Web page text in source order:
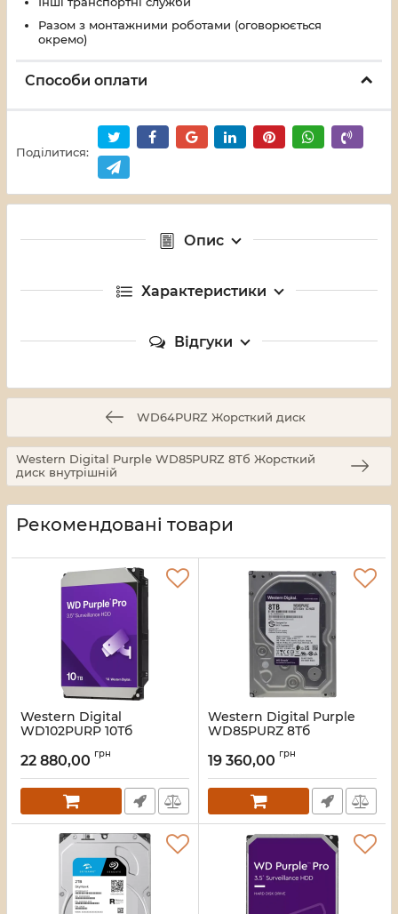
Разом з монтажними роботами (оговорюється
окремо)
Способи оплати
Поділитися:
Опис
Характеристики
Відгуки
WD64PURZ Жорсткий диск
Western Digital Purple WD85PURZ 8Тб Жорсткий
диск внутрішній
Рекомендовані товари
Western Digital
WD102PURP 10Тб
внутрішній
Артикул:16_116783
22 880,00 грн
Western Digital Purple
WD85PURZ 8Тб
внутрішній
Артикул:16_114929
19 360,00 грн